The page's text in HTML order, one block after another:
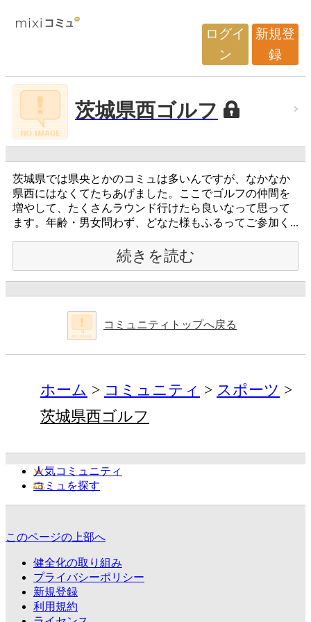
ログイ
ン
新規登
録
茨城県西ゴルフ
茨城県では県央とかのコミュは多いんですが、なかなか
県西にはなくてたちあげました。ここでゴルフの仲間を
増やして、たくさんラウンド行けたら良いなって思って
ます。年齢・男女問わず、どなた様もふるってご参加く...
続きを読む
コミュニティトップへ戻る
ホーム コミュニティ
スポーツ
茨城県西ゴルフ
人気コミュニティ
コミュを探す
このページの上部へ
健全化の取り組み
プライバシーポリシー
新規登録
利用規約